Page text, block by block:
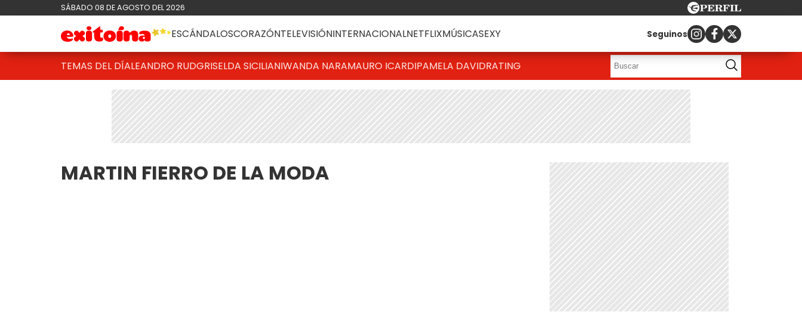
SÁBADO 08 DE AGOSTO DEL 2026
ESCÁNDALOSCORAZÓNTELEVISIÓNINTERNACIONALNETFLIXMÚSICASEXY Seguinos
TEMAS DEL DÍALEANDRO RUDGRISELDA SICILIANIWANDA NARAMAURO ICARDIPAMELA DAVIDRATING
MARTIN FIERRO DE LA MODA